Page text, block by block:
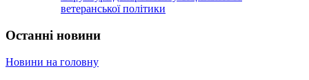
ветеранської політики
Останні новини
Новини на головну